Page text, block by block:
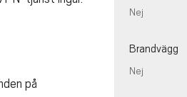
på
Nej
Brandvägg
Nej